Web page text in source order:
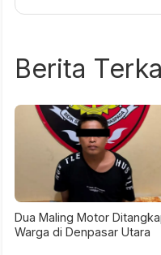
Berita
Dua Maling Motor
Warga di Denpasar Utara